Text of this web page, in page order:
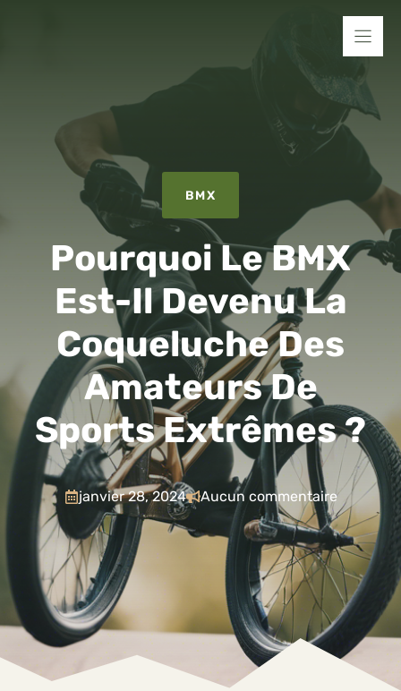
BMX
Pourquoi Le BMX
Est-Il Devenu La
Coqueluche Des
Amateurs De
Sports Extrêmes ?
janvier 28, 2024 Aucun commentaire